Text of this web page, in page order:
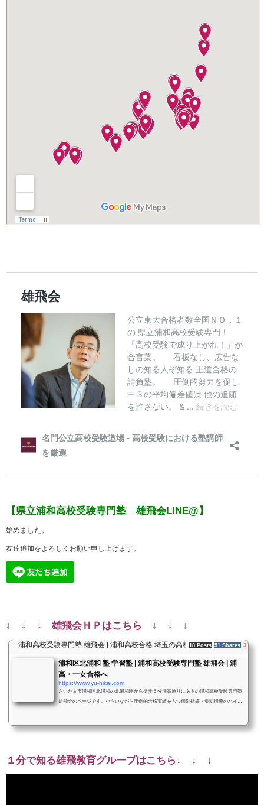
【県立浦和高校受験専門塾 雄飛会LINE@】
始めました。
友達追加をよろしくお願い申し上げます。
↓ ↓ ↓ 雄飛会ＨＰはこちら ↓ ↓ ↓
浦和高校受験専門塾 雄飛会 | 浦和高校合格 埼玉の高校受験へ徹底指導
18 Posts 51 Shares 3 Users
浦和区北浦和 塾 学習塾 | 浦和高校受験専門塾 雄飛会 | 浦
高・一女合格へ
https://www.yu-hikai.com
さいたま市浦和区北浦和の北浦和駅から徒歩５分浦高通りにあるの浦和高校受験専門塾
雄飛会のページです。小さいながら圧倒的合格実績をもつ個別指導・集団指導のハイブ
１分で知る雄飛教育グループはこちら↓ ↓ ↓